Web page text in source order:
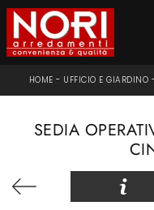
HOME - UFFICIO E GIARDINO
SEDIA